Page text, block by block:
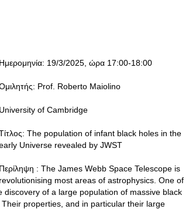
Ημερομηνία: 19/3/2025, ώρα 17:00-18:00
Prof. Roberto Maiolino
University of Cambridge
The population of infant black holes in the
Universe revealed by JWST
Περίληψη : The James Webb Space Telescope is
revolutionising most areas of astrophysics. One of
of a large population of massive black
properties, and in particular their large